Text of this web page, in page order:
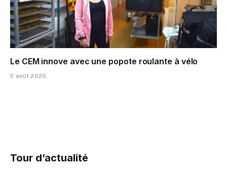
Le CEM innove avec une popote roulante à vélo
5 août 2026
Tour d’actualité